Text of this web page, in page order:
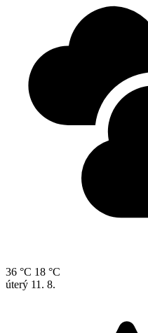
36 °C 18 °C
úterý 11. 8.